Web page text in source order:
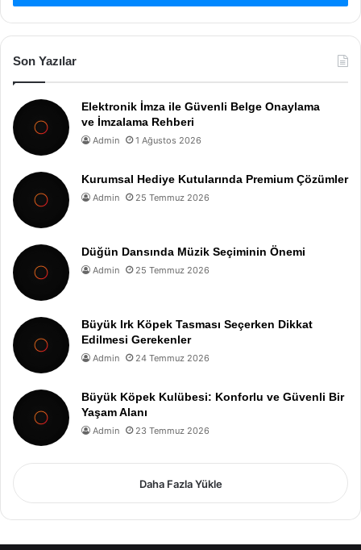
Son Yazılar
Elektronik İmza ile Güvenli Belge Onaylama
ve İmzalama Rehberi
Admin 1 Ağustos 2026
Kurumsal Hediye Kutularında Premium Çözümler
Admin 25 Temmuz 2026
Düğün Dansında Müzik Seçiminin Önemi
Admin 25 Temmuz 2026
Büyük Irk Köpek Tasması Seçerken Dikkat
Edilmesi Gerekenler
Admin 24 Temmuz 2026
Büyük Köpek Kulübesi: Konforlu ve Güvenli Bir
Yaşam Alanı
Admin 23 Temmuz 2026
Daha Fazla Yükle